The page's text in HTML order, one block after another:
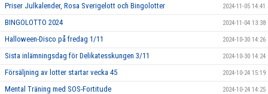
Priser Julkalender, Rosa Sverigelott och Bingolotter 2024-11-05 14:41
BINGOLOTTO 2024 2024-11-04 13:38
Halloween-Disco på fredag 1/11 2024-10-30 14:26
Sista inlämningsdag för Delikatesskungen 3/11 2024-10-30 14:24
Försäljning av lotter startar vecka 45 2024-10-24 15:19
Mental Träning med SOS-Fortitude 2024-10-24 14:25